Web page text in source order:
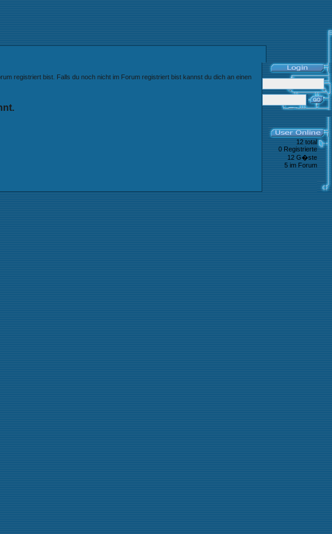
registriert bist. Falls du noch nicht im Forum registriert bist kannst du dich an einen
12 total
0 Registrierte
12 G�ste
5 im Forum